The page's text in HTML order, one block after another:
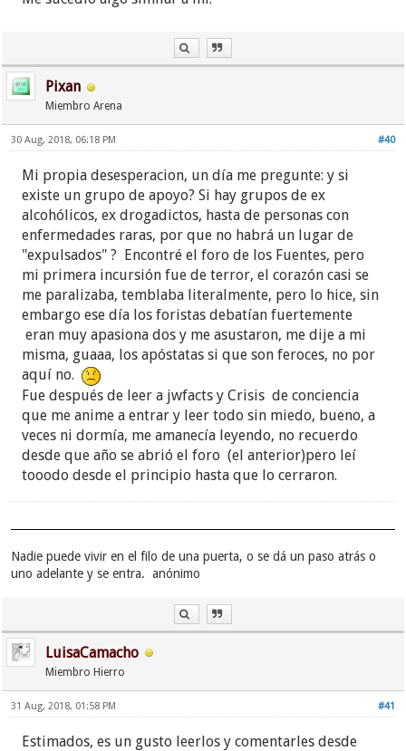
muy solo en tus pensamientos o dudas de no poder
pues empece a entrar más regularmente poco a
poco fui leyendo cosas y finalmente me animé a
participar.
Pixan
Miembro Arena
#40
30 Aug, 2018, 06:18 PM
Mi propia desesperacion, un día me pregunte: y si
existe un grupo de apoyo? Si hay grupos de ex
alcohólicos, ex drogadictos, hasta de personas con
enfermedades raras, por que no habrá un lugar de
"expulsados" ? Encontré el foro de los Fuentes, pero
mi primera incursión fue de terror, el corazón casi se
me paralizaba, temblaba literalmente, pero lo hice, sin
embargo ese día los foristas debatían fuertemente
eran muy apasiona dos y me asustaron, me dije a mi
misma, guaaa, los apóstatas si que son feroces, no por
aquí no.
Fue después de leer a jwfacts y Crisis de conciencia
que me anime a entrar y leer todo sin miedo, bueno, a
veces ni dormía, me amanecía leyendo, no recuerdo
desde que año se abrió el foro (el anterior)pero leí
tooodo desde el principio hasta que lo cerraron.
Nadie puede vivir en el filo de una puerta, o se dá un paso atrás o
uno adelante y se entra. anónimo
LuisaCamacho
Miembro Hierro
#41
31 Aug, 2018, 01:58 PM
Estimados, es un gusto leerlos y comentarles desde